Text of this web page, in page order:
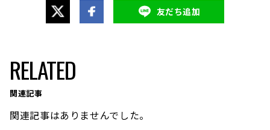
友だち追加
RELATED
関連記事
関連記事はありませんでした。